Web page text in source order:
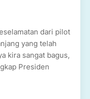
dari pilot
yang telah
kira sangat bagus,
Presiden